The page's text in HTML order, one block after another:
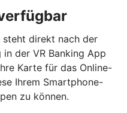
direkt nach der
der VR Banking App
Karte für das Online-
Ihrem Smartphone-
zu können.